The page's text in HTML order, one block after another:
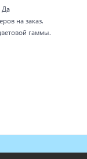
Да
на заказ.
гаммы.